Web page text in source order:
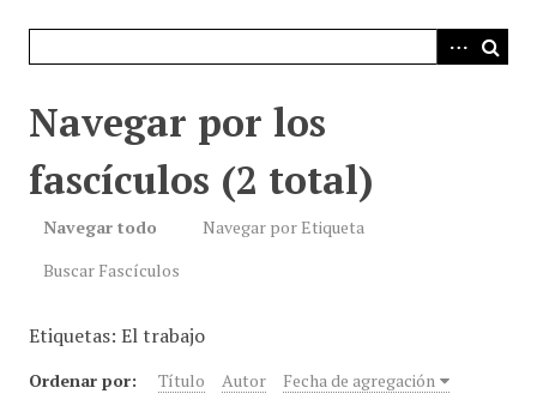
Navegar por los
fascículos (2 total)
Navegar todo
Navegar por Etiqueta
Buscar Fascículos
Etiquetas: El trabajo
Ordenar por: Título Autor Fecha de agregación